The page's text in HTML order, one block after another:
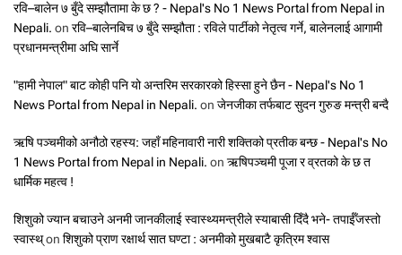
रवि–बालेन ७ बुँदे सम्झौतामा के छ ? - Nepal's No 1 News Portal from Nepal in
Nepali. on रवि–बालेनबिच ७ बुँदे सम्झौता : रविले पार्टीको नेतृत्व गर्ने, बालेनलाई आगामी
प्रधानमन्त्रीमा अघि सार्ने
"हामी नेपाल" बाट कोही पनि यो अन्तरिम सरकारको हिस्सा हुने छैन - Nepal's No 1
News Portal from Nepal in Nepali. on जेनजीका तर्फबाट सुदन गुरुङ मन्त्री बन्दै
ऋषि पञ्चमीको अनौठो रहस्य: जहाँ महिनावारी नारी शक्तिको प्रतीक बन्छ - Nepal's No
1 News Portal from Nepal in Nepali. on ऋषिपञ्चमी पूजा र व्रतको के छ त
धार्मिक महत्व !
शिशुको ज्यान बचाउने अनमी जानकीलाई स्वास्थ्यमन्त्रीले स्याबासी दिँदै भने- तपाईँजस्तो
स्वास्थ्on शिशुको प्राण रक्षार्थ सात घण्टा : अनमीको मुखबाटै कृत्रिम श्वास